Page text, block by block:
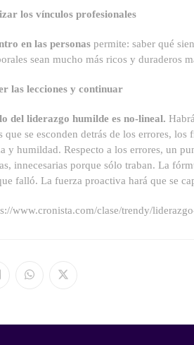
los vínculos profesionales
en las personas permite: saber qué
sean mucho más ricos y duraderos
las lecciones y continuar
del liderazgo humilde es no-lineal.
que se esconden detrás de los errores,
y humildad. Respecto a los errores, un
innecesarias porque sólo traban. La
falló. La fuerza proactiva hará que se
www.cronista.com/clase/trendy/